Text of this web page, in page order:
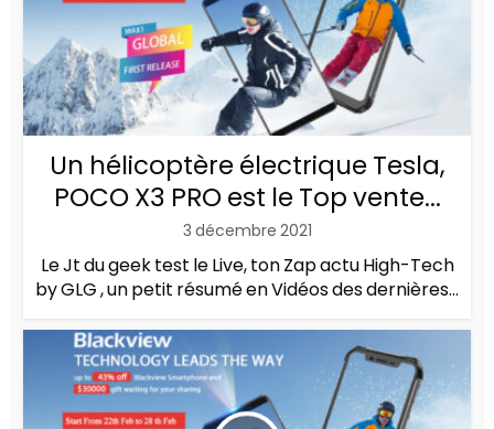
Un hélicoptère électrique Tesla,
POCO X3 PRO est le Top vente...
3 décembre 2021
Le Jt du geek test le Live, ton Zap actu High-Tech
by GLG , un petit résumé en Vidéos des dernières...